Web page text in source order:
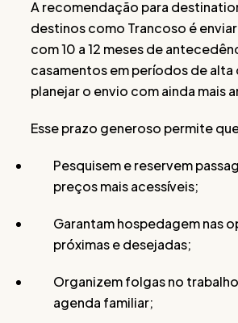
A recomendação para
destinos como Trancoso é
com 10 a 12 meses de
casamentos em períodos de alta
planejar o envio com ainda mais
Esse prazo generoso permite
Pesquisem e reservem
preços mais acessíveis;
Garantam hospedagem nas
próximas e desejadas;
Organizem folgas no
agenda familiar;